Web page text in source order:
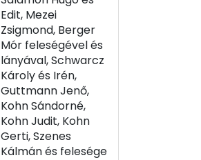
Edit, Mezei
Zsigmond, Berger
Mór feleségével és
lányával, Schwarcz
Károly és Irén,
Guttmann Jenő,
Kohn Sándorné,
Kohn Judit, Kohn
Gerti, Szenes
Kálmán és felesége